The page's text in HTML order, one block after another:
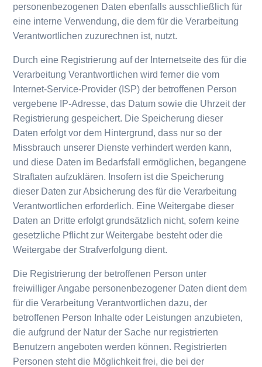
personenbezogenen Daten ebenfalls ausschließlich für
eine interne Verwendung, die dem für die Verarbeitung
Verantwortlichen zuzurechnen ist, nutzt.
Durch eine Registrierung auf der Internetseite des für die
Verarbeitung Verantwortlichen wird ferner die vom
Internet-Service-Provider (ISP) der betroffenen Person
vergebene IP-Adresse, das Datum sowie die Uhrzeit der
Registrierung gespeichert. Die Speicherung dieser
Daten erfolgt vor dem Hintergrund, dass nur so der
Missbrauch unserer Dienste verhindert werden kann,
und diese Daten im Bedarfsfall ermöglichen, begangene
Straftaten aufzuklären. Insofern ist die Speicherung
dieser Daten zur Absicherung des für die Verarbeitung
Verantwortlichen erforderlich. Eine Weitergabe dieser
Daten an Dritte erfolgt grundsätzlich nicht, sofern keine
gesetzliche Pflicht zur Weitergabe besteht oder die
Weitergabe der Strafverfolgung dient.
Die Registrierung der betroffenen Person unter
freiwilliger Angabe personenbezogener Daten dient dem
für die Verarbeitung Verantwortlichen dazu, der
betroffenen Person Inhalte oder Leistungen anzubieten,
die aufgrund der Natur der Sache nur registrierten
Benutzern angeboten werden können. Registrierten
Personen steht die Möglichkeit frei, die bei der